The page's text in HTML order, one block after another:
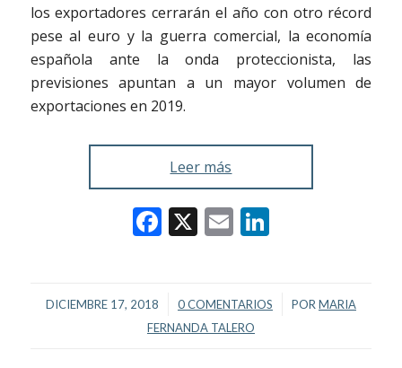
los exportadores cerrarán el año con otro récord
pese al euro y la guerra comercial, la economía
española ante la onda proteccionista, las
previsiones apuntan a un mayor volumen de
exportaciones en 2019.
Leer más
Facebook
X EmailLinkedIn
DICIEMBRE 17, 2018
/ 0 COMENTARIOS
/ POR MARIA
FERNANDA TALERO